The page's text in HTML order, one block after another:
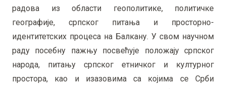
радова из области геополитике, политичке
географије, српског питања и просторно-
идентитетских процеса на Балкану. У свом научном
раду посебну пажњу посвећује положају српског
народа, питању српског етничког и културног
простора, као и изазовима са којима се Срби